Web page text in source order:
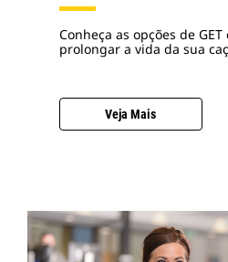
Conheça as opções de
prolongar a vida da sua
Veja Mais